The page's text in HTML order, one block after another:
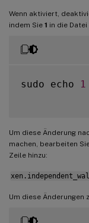
Wenn aktiviert,
indem Sie 1 in die
sudo echo 1
Um diese Änderung
machen, bearbeiten
Zeile hinzu:
Um diese Änderungen